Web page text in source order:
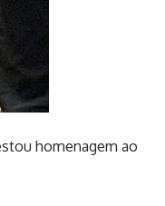
homenagem ao